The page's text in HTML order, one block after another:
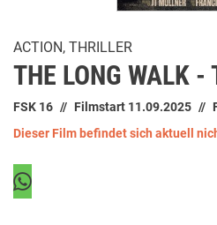
ACTION, THRILLER
THE LONG WALK -
FSK 16 Filmstart 11.09.2025
Dieser Film befindet sich aktuell